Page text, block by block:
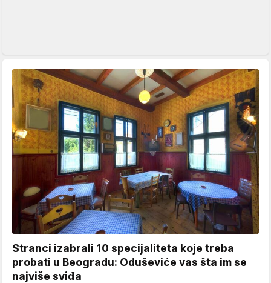
Stranci izabrali 10 specijaliteta koje treba
probati u Beogradu: Oduševiće vas šta im se
najviše sviđa